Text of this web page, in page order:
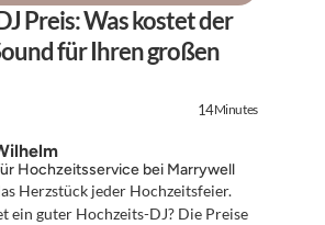
Preis: Was kostet der
für Ihren großen
14Minutes
Hochzeitsservice bei Marrywell
Herzstück jeder Hochzeitsfeier.
ein guter Hochzeits-DJ? Die Preise